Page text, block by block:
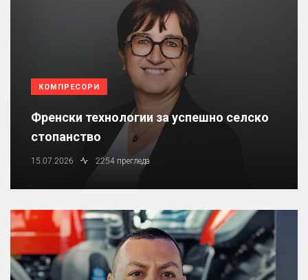
КОМПРЕСОРИ
Френски технологии за успешно селско
стопанство
15.07.2026 2254 прегледа